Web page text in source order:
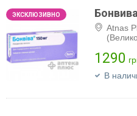
Atnas
1290
В